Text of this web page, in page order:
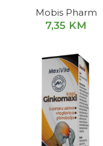
Mobis Pharm
7,35 KM